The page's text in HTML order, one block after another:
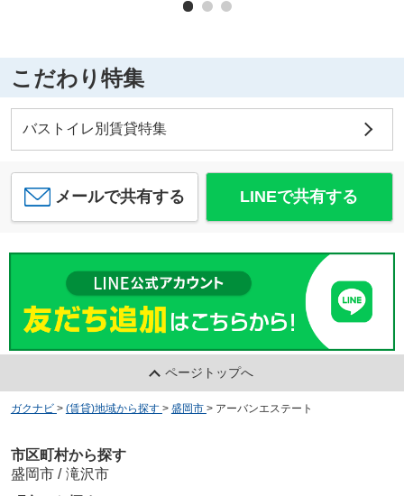
こだわり特集
バストイレ別賃貸特集
メールで共有する LINEで共有する
ページトップへ
ガクナビ > (賃貸)地域から探す > 盛岡市 > アーバンエステート
市区町村から探す
盛岡市 / 滝沢市